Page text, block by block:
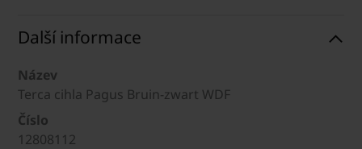
Další informace
Název
Terca cihla Pagus Bruin-zwart WDF
Číslo
12808112